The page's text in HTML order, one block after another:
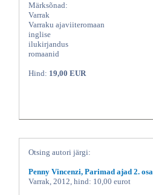
Märksõnad:
Varrak
Varraku ajaviiteromaan
inglise
ilukirjandus
romaanid
Hind: 19,00 EUR
Otsing autori järgi:
Penny Vincenzi, Parimad ajad 2. osa
Varrak, 2012, hind: 10,00 eurot